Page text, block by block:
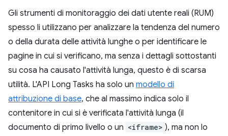
Gli strumenti di monitoraggio dei dati utente reali (RUM)
spesso li utilizzano per analizzare la tendenza del numero
o della durata delle attività lunghe o per identificare le
pagine in cui si verificano, ma senza i dettagli sottostanti
su cosa ha causato l'attività lunga, questo è di scarsa
utilità. L'API Long Tasks ha solo un modello di
attribuzione di base, che al massimo indica solo il
contenitore in cui si è verificata l'attività lunga (il
documento di primo livello o un <iframe> ), ma non lo